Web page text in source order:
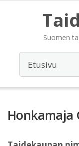
Suomen
Honkamaja